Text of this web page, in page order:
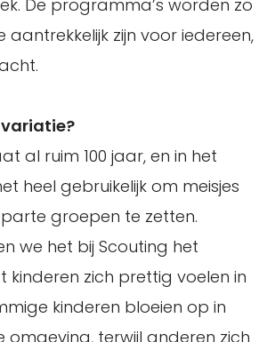
De programma’s worden zo
zijn voor iedereen,
al ruim 100 jaar, en in het
heel gebruikelijk om meisjes
groepen te zetten.
we het bij Scouting het
kinderen zich prettig voelen in
kinderen bloeien op in
omgeving, terwijl anderen zich